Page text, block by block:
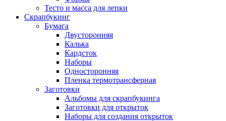
Тесто и масса для лепки
Скрапбукинг
Бумага
Двусторонняя
Калька
Кардсток
Наборы
Односторонняя
Пленка термотрансферная
Заготовки
Альбомы для скрапбукинга
Заготовки для открыток
Наборы для создания открыток